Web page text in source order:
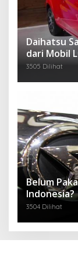
Daihatsu
dari Mobil
3505 Dilihat
Belum
Indonesia?
3504 Dilihat